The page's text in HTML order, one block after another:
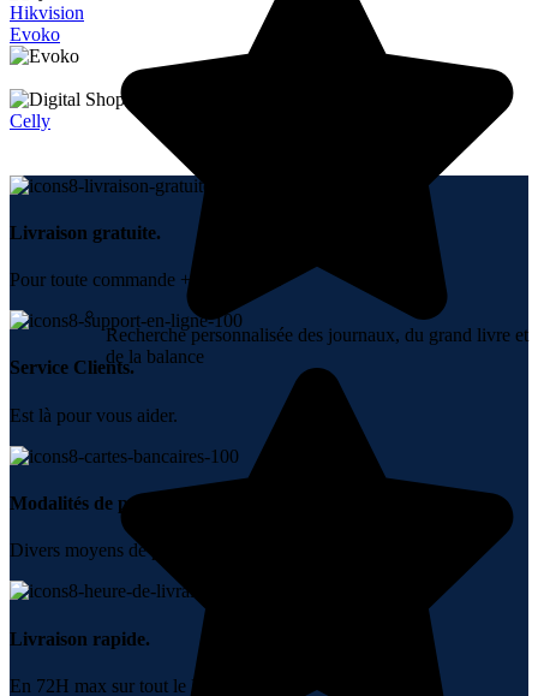
Recherche personnalisée des journaux, du grand livre et
de la balance
Hikvision
Evoko
Celly
Livraison gratuite.
Pour toute commande + 10000 DH.
Service Clients.
Est là pour vous aider.
Modalités de paiement.
Divers moyens de paiement.
Livraison rapide.
En 72H max sur tout le Maroc.